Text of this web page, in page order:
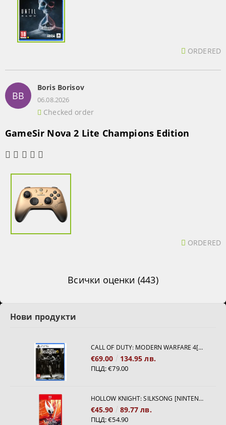
ORDERED
BB
Boris Borisov
06.08.2026
Checked order
GameSir Nova 2 Lite Champions Edition
ORDERED
Всички оценки (443)
Нови продукти
CALL OF DUTY: MODERN WARFARE 4[PS5]
€69.00 134.95 лв.
ПЦД:€79.00
HOLLOW KNIGHT: SILKSONG [NINTENDO SWITCH 2]
€45.90 89.77 лв.
ПЦД:€54.90